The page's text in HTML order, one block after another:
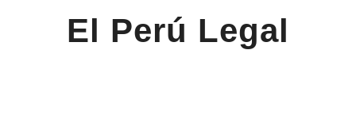
El Perú Legal